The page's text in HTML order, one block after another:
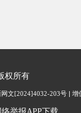
权所有
网文[2024]4032-203号| 增